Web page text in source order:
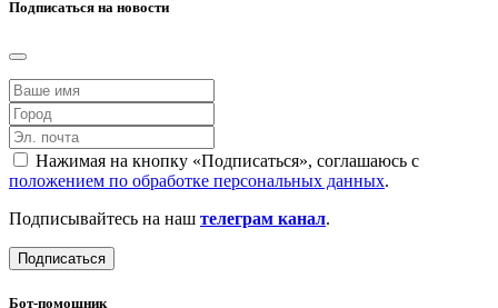
Подписаться на новости
Нажимая на кнопку «Подписаться», соглашаюсь с
положением по обработке персональных данных.
Подписывайтесь на наш телеграм канал.
Подписаться
Бот-помощник